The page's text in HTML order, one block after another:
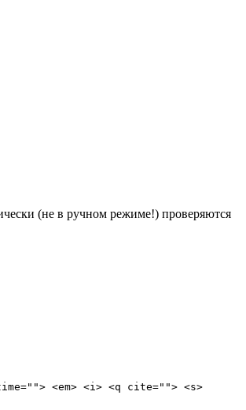
(не в ручном режиме!) проверяются
<em> <i> <q cite=""> <s>